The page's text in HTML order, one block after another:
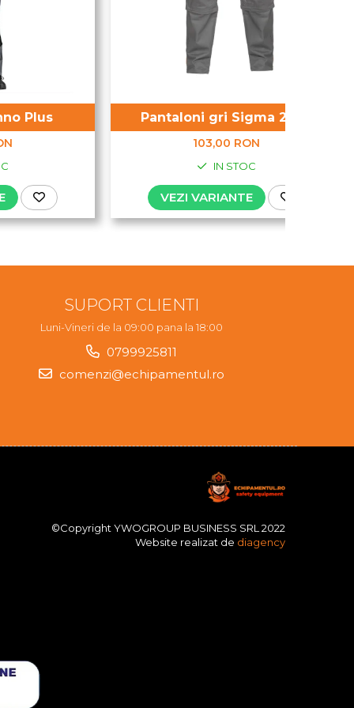
Plus Pantaloni gri Sigma 2 in 1
103,00 RON
IN STOC
VEZI VARIANTE
SUPORT CLIENTI
Luni-Vineri de la 09:00 pana la 18:00
0799925811
comenzi@echipamentul.ro
©Copyright YWOGROUP BUSINESS SRL 2022
Website realizat de diagency